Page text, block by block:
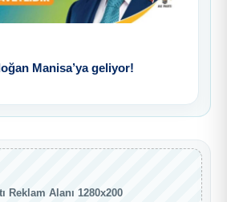
Manisa’ya geliyor!
Reklam Alanı 1280x200